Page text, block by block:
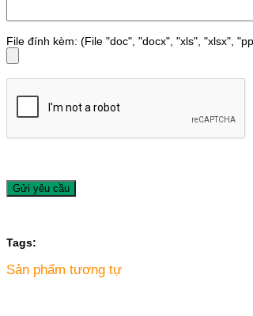
File đính kèm: (File "doc", "docx", "xls", "xlsx",
Tags:
Sản phẩm tương tự